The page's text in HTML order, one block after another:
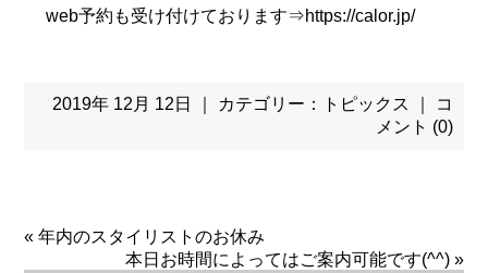
web予約も受け付けております⇒https://calor.jp/
2019年 12月 12日 ｜ カテゴリー： トピックス
コ
メント (0)
«年内のスタイリストのお休み
本日お時間によってはご案内可能です(^^)»